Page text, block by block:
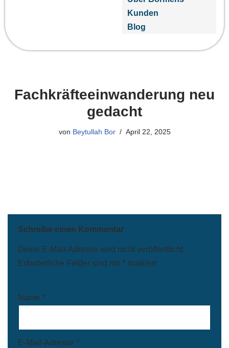
Kunden
Blog
Fachkräfteeinwanderung neu
gedacht
von Beytullah Bor April 22, 2025
Schreibe einen Kommentar
Deine E-Mail-Adresse wird nicht veröffentlicht.
Erforderliche Felder sind mit * markiert
Name *
E-Mail-Adresse *